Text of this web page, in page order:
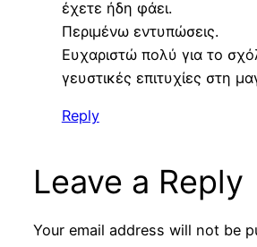
έχετε ήδη φάει.
Περιμένω εντυπώσεις.
Ευχαριστώ πολύ για το
γευστικές επιτυχίες στη
Reply
Leave a Reply
Your email address will not be